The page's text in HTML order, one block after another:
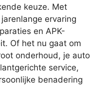
keuze. Met
ervaring
en APK-
Of het nu gaat om
onderhoud, je auto
service,
benadering